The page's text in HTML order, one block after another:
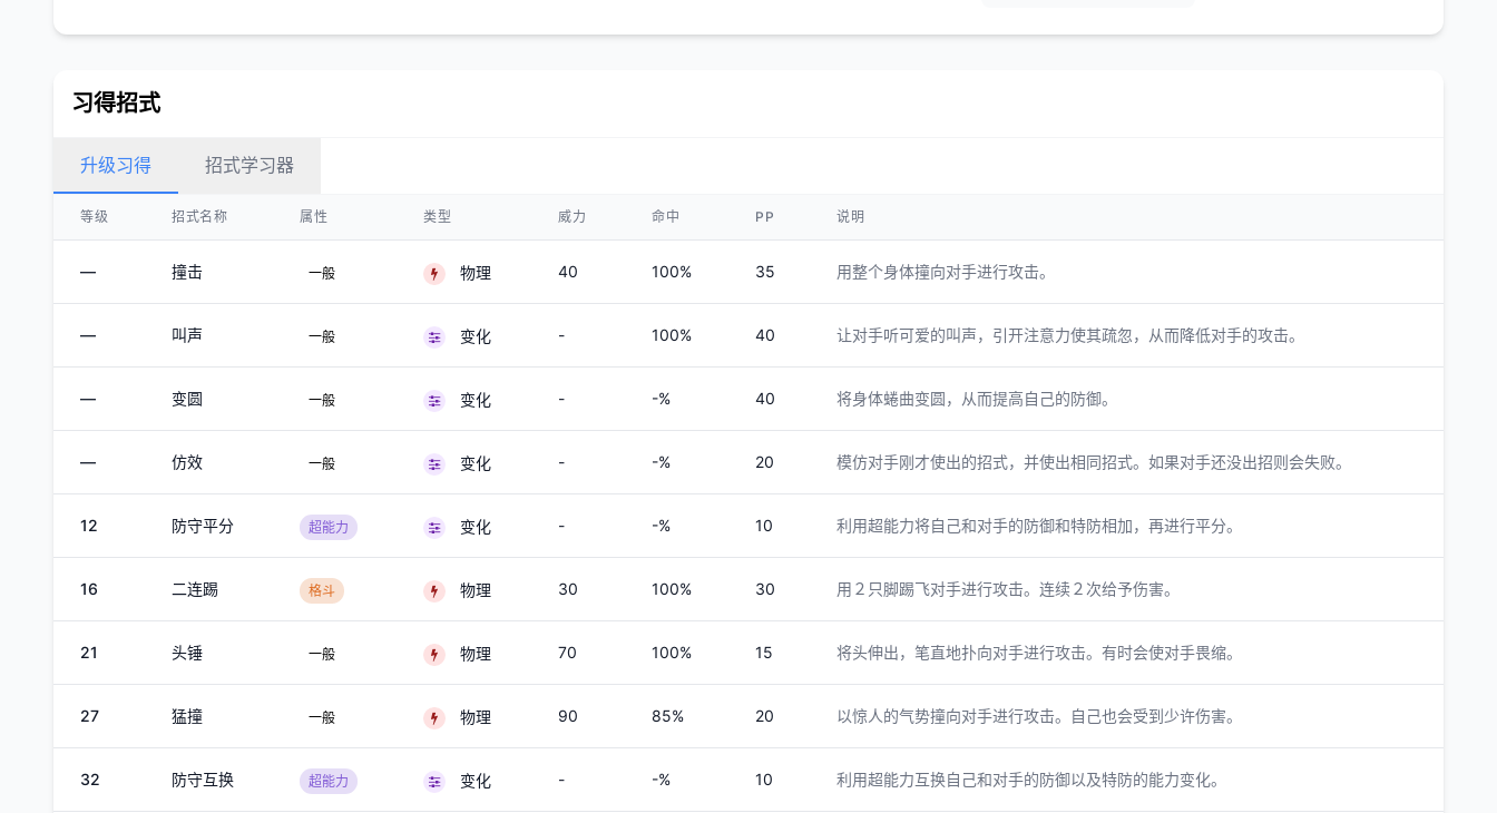
习得招式
升级习得 招式学习器
等级 招式名称 属性 类型 威力 命中 PP 说明
— 撞击 一般 物理 40 100% 35 用整个身体撞向对手进行攻击。
— 叫声 一般 变化 - 100% 40 让对手听可爱的叫声，引开注意力使其疏忽，从而降低对手的攻击。
— 变圆 一般 变化 - -% 40 将身体蜷曲变圆，从而提高自己的防御。
— 仿效 一般 变化 - -% 20 模仿对手刚才使出的招式，并使出相同招式。如果对手还没出招则会失败。
12 防守平分 超能力 变化 - -% 10 利用超能力将自己和对手的防御和特防相加，再进行平分。
16 二连踢 格斗 物理 30 100% 30 用２只脚踢飞对手进行攻击。连续２次给予伤害。
21 头锤 一般 物理 70 100% 15 将头伸出，笔直地扑向对手进行攻击。有时会使对手畏缩。
27 猛撞 一般 物理 90 85% 20 以惊人的气势撞向对手进行攻击。自己也会受到少许伤害。
32 防守互换 超能力 变化 - -% 10 利用超能力互换自己和对手的防御以及特防的能力变化。